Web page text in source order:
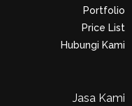
Portfolio
Price List
Hubungi Kami
Jasa Kami